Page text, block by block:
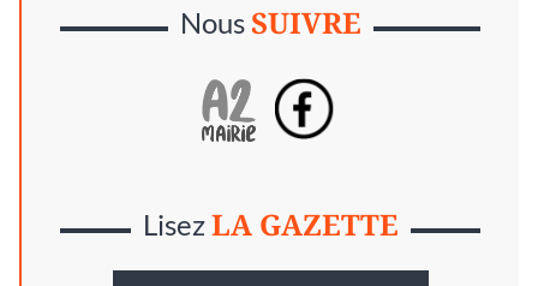
NousSUIVRE
LisezLA GAZETTE